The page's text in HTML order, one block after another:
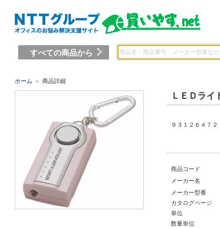
すべての商品から
ホーム ＞ 商品詳細
ＬＥＤライ
９３１２６４７
商品コード
メーカー名
メーカー型番
カタログページ
単位
数量単位